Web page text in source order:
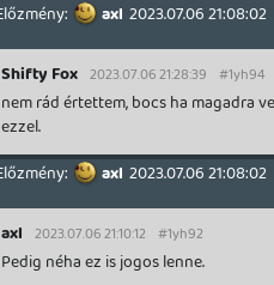
axl 2023.07.06 21:08:02
Shifty Fox 2023.07.06 21:28:39 #1yh94
nem rád értettem, bocs ha magadra
ezzel.
axl 2023.07.06 21:08:02
axl 2023.07.06 21:10:12 #1yh92
Pedig néha ez is jogos lenne.